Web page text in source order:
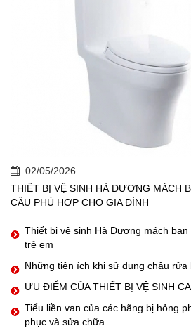
02/05/2026
THIẾT BỊ VỆ SINH HÀ DƯƠNG MÁCH
CẦU PHÙ HỢP CHO GIA ĐÌNH
Thiết bị vệ sinh Hà Dương mách
trẻ em
Những tiện ích khi sử dụng chậu rửa
ƯU ĐIỂM CỦA THIẾT BỊ VỆ SINH
Tiểu liền van của các hãng bị hỏng
phục và sửa chữa